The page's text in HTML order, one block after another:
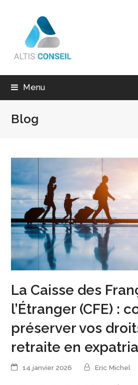
Menu
Blog
La Caisse des
l’Étranger (CFE) :
préserver vos
retraite en
14 janvier 2026 Eric Michel